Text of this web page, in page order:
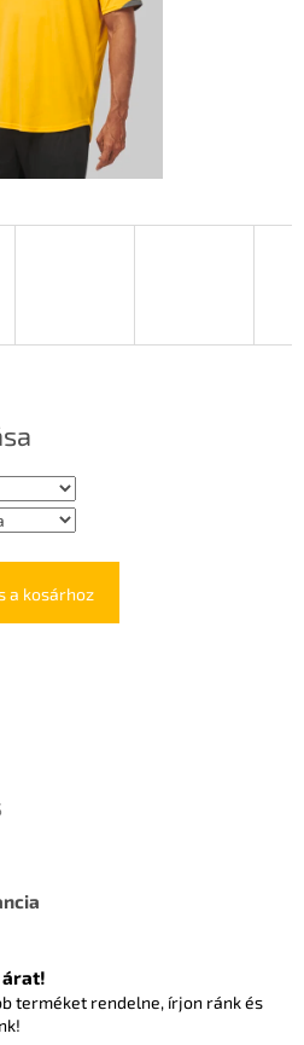
a kosárhoz
árat!
terméket rendelne, írjon ránk és